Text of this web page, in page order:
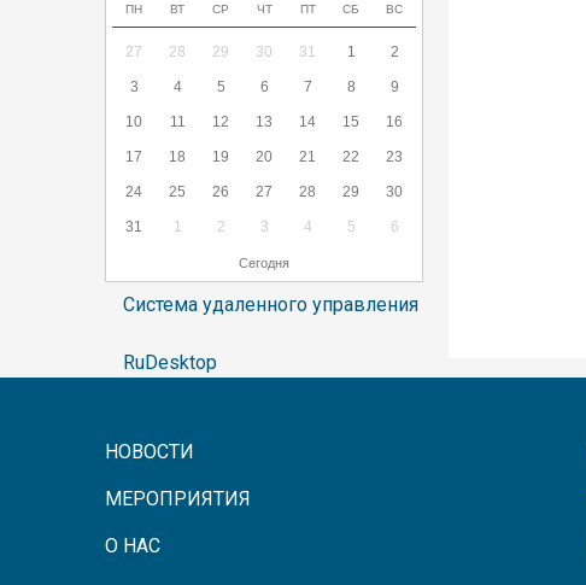
ПН ВТ СР ЧТ ПТ СБ ВС
27 28 29 30 31 1 2
3 4 5 6 7 8 9
10 11 12 13 14 15 16
17 18 19 20 21 22 23
24 25 26 27 28 29 30
31 1 2 3 4 5 6
Сегодня
Система удаленного управления
RuDesktop
НОВОСТИ
МЕРОПРИЯТИЯ
О НАС